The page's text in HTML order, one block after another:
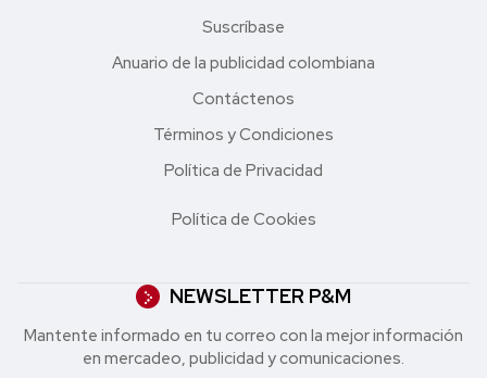
Suscríbase
Anuario de la publicidad colombiana
Contáctenos
Términos y Condiciones
Política de Privacidad
Política de Cookies
NEWSLETTER P&M
Mantente informado en tu correo con la mejor in formación
en mercadeo, publicidad y comunicaciones.